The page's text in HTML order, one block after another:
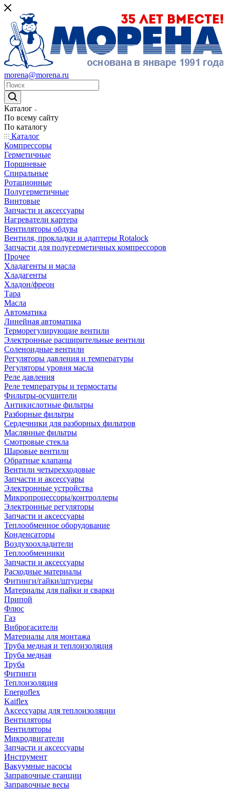
morena@morena.ru
Каталог
По всему сайту
По каталогу
Каталог
Компрессоры
Герметичные
Поршневые
Спиральные
Ротационные
Полугерметичные
Винтовые
Запчасти и аксессуары
Нагреватели картера
Вентиляторы обдува
Вентиля, прокладки и адаптеры Rotalock
Запчасти для полугерметичных компрессоров
Прочее
Хладагенты и масла
Хладагенты
Хладон/фреон
Тара
Масла
Автоматика
Линейная автоматика
Терморегулирующие вентили
Электронные расширительные вентили
Соленоидные вентили
Регуляторы давления и температуры
Регуляторы уровня масла
Реле давления
Реле температуры и термостаты
Фильтры-осушители
Антикислотные фильтры
Разборные фильтры
Сердечники для разборных фильтров
Маслянные фильтры
Смотровые стекла
Шаровые вентили
Обратные клапаны
Вентили четырехходовые
Запчасти и аксессуары
Электронные устройства
Микропроцессоры/контроллеры
Электронные регуляторы
Запчасти и аксессуары
Теплообменное оборудование
Конденсаторы
Воздухоохладители
Теплообменники
Запчасти и аксессуары
Расходные материалы
Фитинги/гайки/штуцеры
Материалы для пайки и сварки
Припой
Флюс
Газ
Виброгасители
Материалы для монтажа
Труба медная и теплоизоляция
Труба медная
Труба
Фитинги
Теплоизоляция
Energoflex
Kaiflex
Аксессуары для теплоизоляции
Вентиляторы
Вентиляторы
Микродвигатели
Запчасти и аксессуары
Инструмент
Вакуумные насосы
Заправочные станции
Заправочные весы